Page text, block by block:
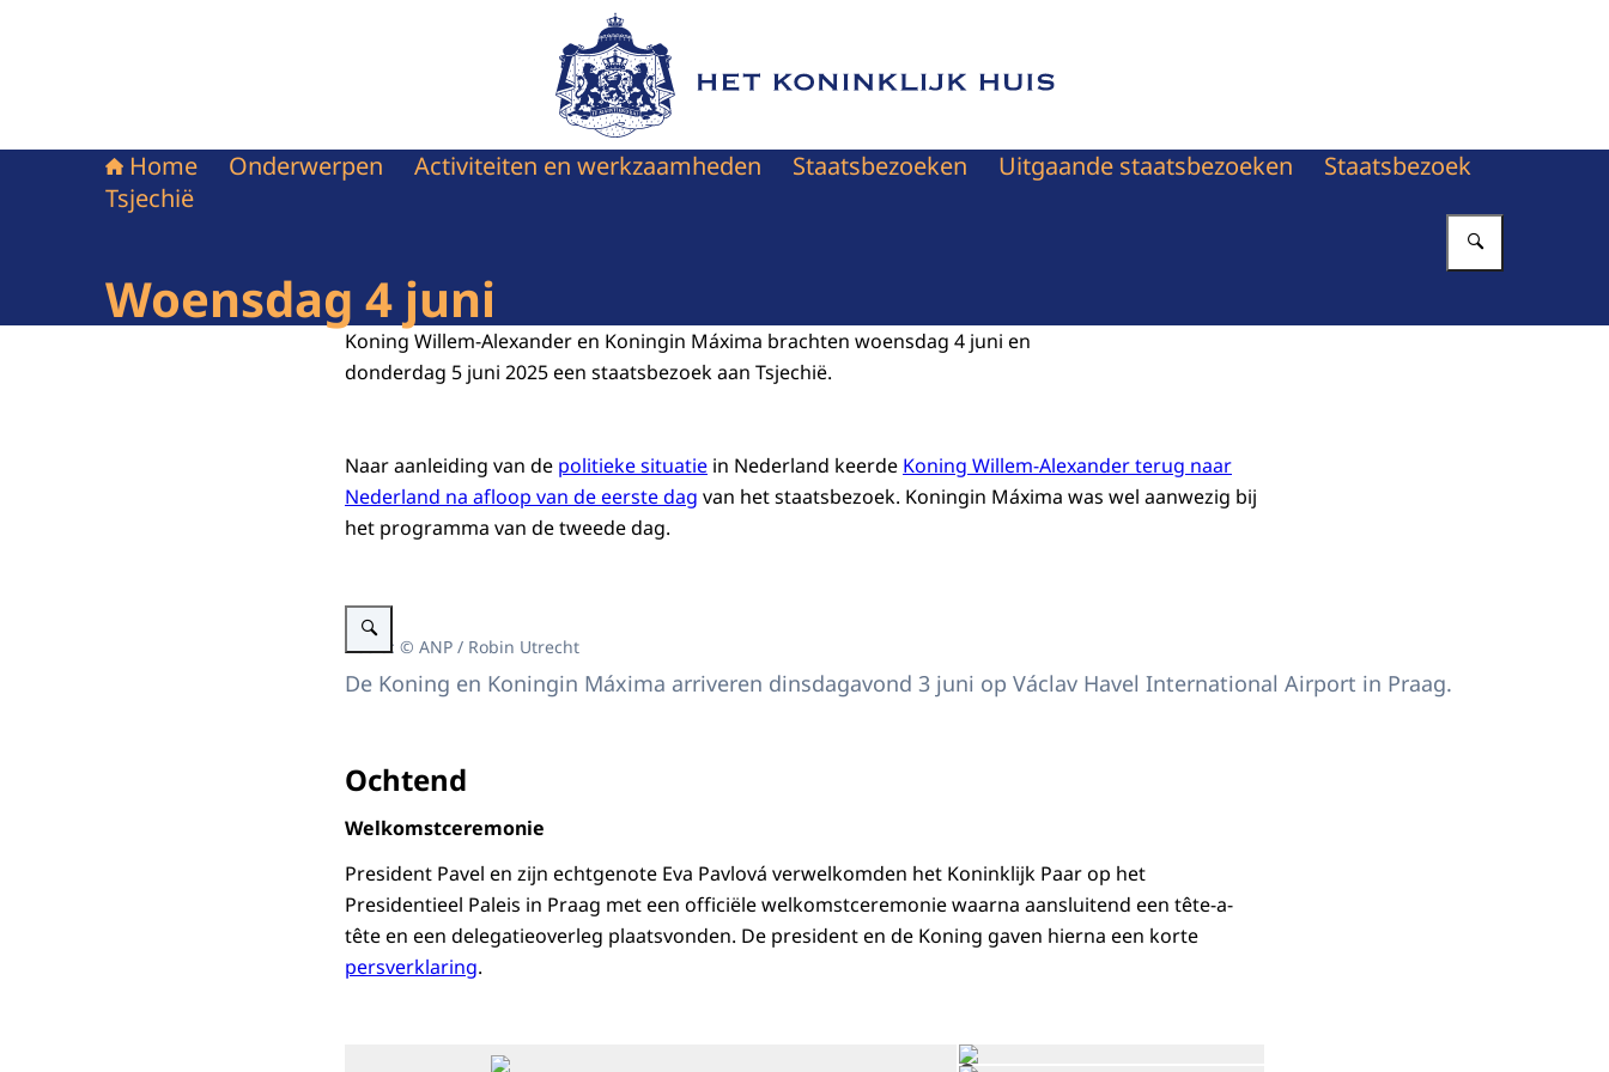
Naar de homepage van Het Koninklijk Huis
Home Onderwerpen Activiteiten en werkzaamheden Staatsbezoeken Uitgaande staatsbezoeken
Staatsbezoek
Tsjechië
Woensdag 4 juni
Koning Willem-Alexander en Koningin Máxima brachten woensdag 4 juni en
donderdag 5 juni 2025 een staatsbezoek aan Tsjechië.
Naar aanleiding van de politieke situatie in Nederland keerde Koning Willem-Alexander terug naar
Nederland na afloop van de eerste dag van het staatsbezoek. Koningin Máxima was wel aanwezig bij
het programma van de tweede dag.
Vergroot afbeelding Koning Willem-Alexander en Koningin Máxima arriveren in Praag
Beeld: © ANP / Robin Utrecht
De Koning en Koningin Máxima arriveren dinsdagavond 3 juni op Václav Havel International Airport in Praag.
Ochtend
Welkomstceremonie
President Pavel en zijn echtgenote Eva Pavlová verwelkomden het Koninklijk Paar op het
Presidentieel Paleis in Praag met een officiële welkomstceremonie waarna aansluitend een tête-a-
tête en een delegatieoverleg plaatsvonden. De president en de Koning gaven hierna een korte
persverklaring.
Open de galerij in vergrote weergave